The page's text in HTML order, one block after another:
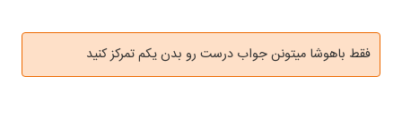
فقط باهوشا میتونن جواب درست رو بدن یکم تمرکز کنید